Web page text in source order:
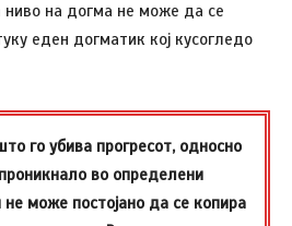
ниво на догма не може да се
еден догматик кој кусогледо
го убива прогресот, односно
во определени
може постојано да се копира